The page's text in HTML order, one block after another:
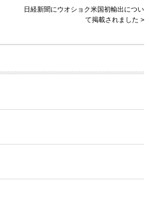
日経新聞にウオショク米国初輸出につい
て掲載されました >